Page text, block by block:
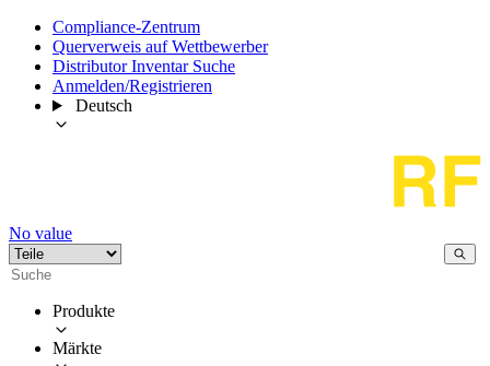
Compliance-Zentrum
Querverweis auf Wettbewerber
Distributor Inventar Suche
Anmelden/Registrieren
Deutsch
No value
Produkte
Märkte